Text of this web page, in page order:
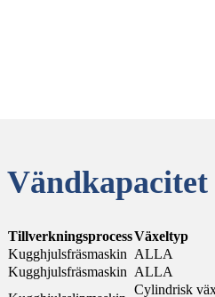
Vändkapacitet
TillverkningsprocessVäxeltyp
Kugghjulsfräsmaskin ALLA
Kugghjulsfräsmaskin ALLA
Cylindrisk